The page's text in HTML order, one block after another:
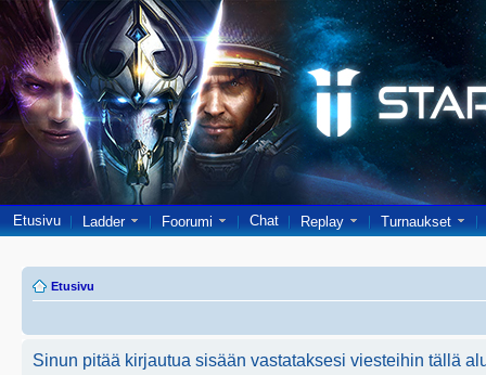
Etusivu Ladder Foorumi Chat Replay Turnaukset
Etusivu
Sinun pitää kirjautua sisään vastataksesi viesteihin tällä